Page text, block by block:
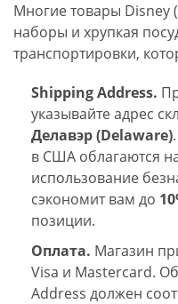
Многие товары Disney
наборы и хрупкая
транспортировки,
Shipping Address.
указывайте адрес
Делавэр (Delaware)
в США облагаются
использование
сэкономит вам до
позиции.
Оплата. Магазин
Visa и Mastercard.
Address должен